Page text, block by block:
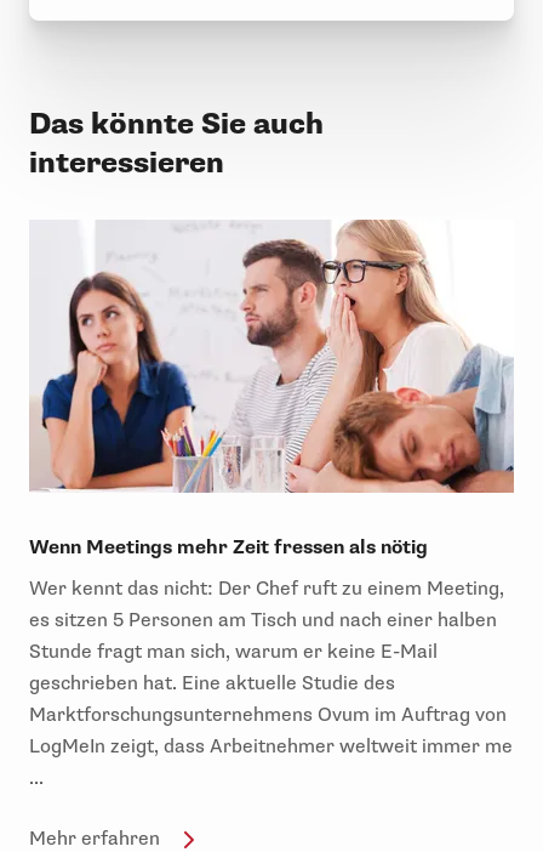
Das könnte Sie auch
interessieren
Wenn Meetings mehr Zeit fressen als nötig
Wer kennt das nicht: Der Chef ruft zu einem Meeting,
es sitzen 5 Personen am Tisch und nach einer halben
Stunde fragt man sich, warum er keine E-Mail
geschrieben hat. Eine aktuelle Studie des
Marktforschungsunternehmens Ovum im Auftrag von
LogMeIn zeigt, dass Arbeitnehmer weltweit immer me
...
Mehr erfahren